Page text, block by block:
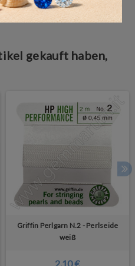
gekauft haben,
Griffin Perlgarn N.2 - Perlseide
weiß
2,10 €